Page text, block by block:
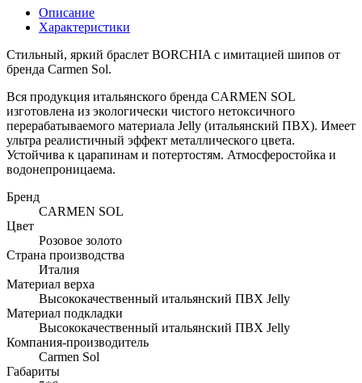
Описание
Характеристики
Стильный, яркий браслет BORCHIA с имитацией шипов от
бренда Carmen Sol.
Вся продукция итальянского бренда CARMEN SOL
изготовлена из экологически чистого нетоксичного
перерабатываемого материала Jelly (итальянский ПВХ). Имеет
ультра реалистичный эффект металлического цвета.
Устойчива к царапинам и потертостям. Атмосферостойка и
водонепроницаема.
Бренд
CARMEN SOL
Цвет
Розовое золото
Страна производства
Италия
Материал верха
Высококачественный итальянский ПВХ Jelly
Материал подкладки
Высококачественный итальянский ПВХ Jelly
Компания-производитель
Carmen Sol
Габариты